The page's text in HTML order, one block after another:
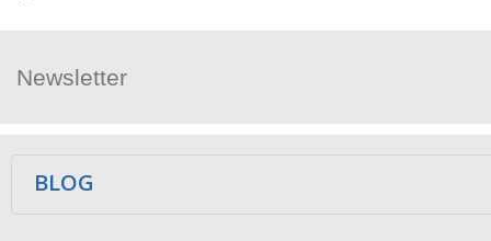
Newsletter
BLOG